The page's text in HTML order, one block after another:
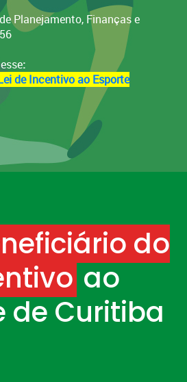
Planejamento, Finanças e
:
de Incentivo ao Esporte
do
ao
de Curitiba